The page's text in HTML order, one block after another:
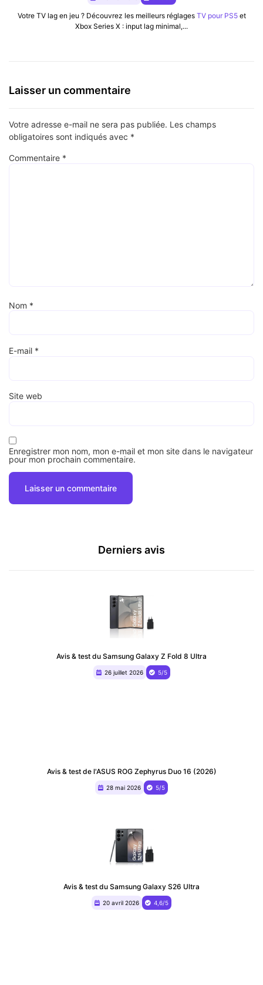
Votre TV lag en jeu ? Découvrez les meilleurs réglages TV pour PS5et
Xbox Series X : input lag minimal,...
Laisser un commentaire
Votre adresse e-mail ne sera pas publiée. Les champs
obligatoires sont indiqués avec *
Commentaire *
Nom *
E-mail *
Site web
Enregistrer mon nom, mon e-mail et mon site dans le navigateur
pour mon prochain commentaire.
Derniers avis
Avis & test du Samsung Galaxy Z Fold 8 Ultra
26 juillet 2026 5/5
Avis & test de l'ASUS ROG Zephyrus Duo 16 (2026)
28 mai 2026 5/5
Avis & test du Samsung Galaxy S26 Ultra
20 avril 2026 4,6/5